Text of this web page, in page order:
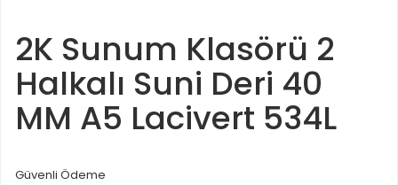
2K Sunum Klasörü 2
Halkalı Suni Deri 40
MM A5 Lacivert 534L
Güvenli Ödeme